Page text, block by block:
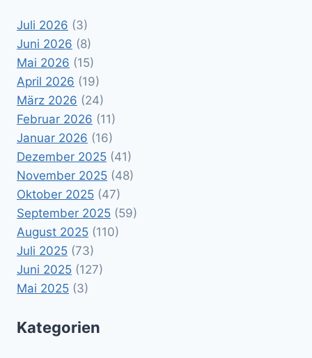
Juli 2026 (3)
Juni 2026 (8)
Mai 2026 (15)
April 2026 (19)
März 2026 (24)
Februar 2026 (11)
Januar 2026 (16)
Dezember 2025 (41)
November 2025 (48)
Oktober 2025 (47)
September 2025 (59)
August 2025 (110)
Juli 2025 (73)
Juni 2025 (127)
Mai 2025 (3)
Kategorien